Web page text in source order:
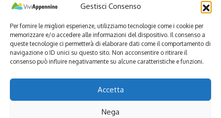
Gestisci Consenso
Per fornire le migliori esperienze, utilizziamo tecnologie come i cookie per
memorizzare e/o accedere alle informazioni del dispositivo. Il consenso a
queste tecnologie ci permetterà di elaborare dati come il comportamento di
navigazione o ID unici su questo sito. Non acconsentire o ritirare il
consenso può influire negativamente su alcune caratteristiche e funzioni.
Accetta
Nega